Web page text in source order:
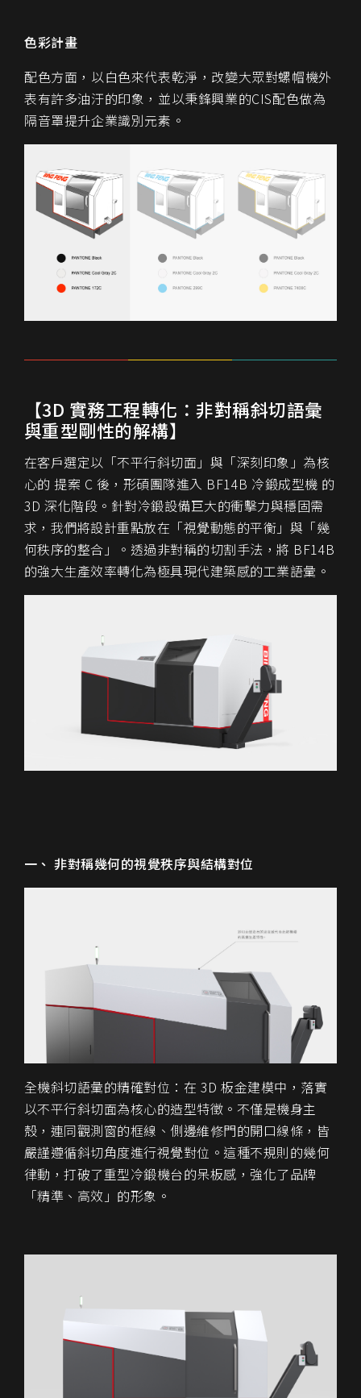
色彩計畫
配色方面，以白色來代表乾淨，改變大眾對螺帽機外
表有許多油汙的印象，並以秉鋒興業的CIS配色做為
隔音罩提升企業識別元素。
【3D 實務工程轉化：非對稱斜切語彙
與重型剛性的解構】
在客戶選定以「不平行斜切面」與「深刻印象」為核
心的提案 C 後，形碩團隊進入 BF14B 冷鍛成型機 的
3D 深化階段。針對冷鍛設備巨大的衝擊力與穩固需
求，我們將設計重點放在「視覺動態的平衡」 與 「幾
何秩序的整合」。透過非對稱的切割手法，將 BF14B
的強大生產效率轉化為極具現代建築感的工業語彙。
一、 非對稱幾何的視覺秩序與結構對位
全機斜切語彙的精確對位 ：在 3D 板金建模中，落實
以不平行斜切面為核心的造型特徵。不僅是機身主
殼，連同觀測窗的框線、側邊維修門的開口線條 ，皆
嚴謹遵循斜切角度進行視覺對位。這種不規則的幾何
律動，打破了重型冷鍛機台的呆板感，強化了品牌
「精準、高效」的形象。